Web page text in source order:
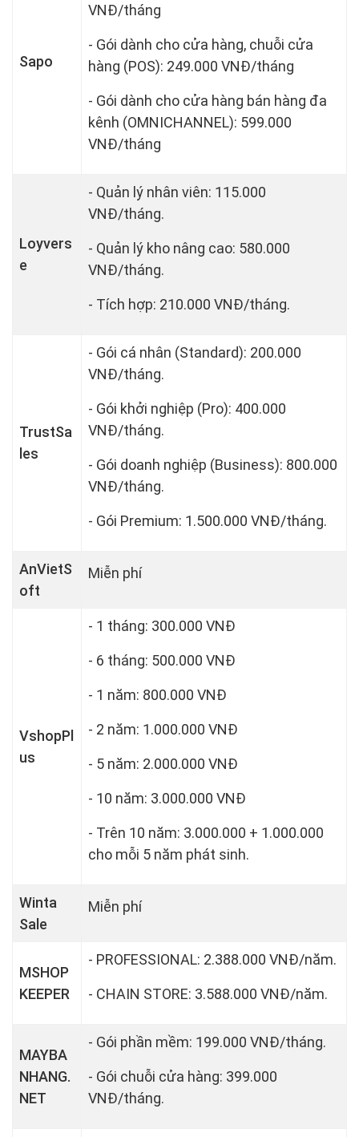
Sapo
VNĐ/tháng
- Gói dành cho cửa hàng, chuỗi cửa
hàng (POS): 249.000 VNĐ/tháng
- Gói dành cho cửa hàng bán hàng đa
kênh (OMNICHANNEL): 599.000
VNĐ/tháng
Loyvers
e
- Quản lý nhân viên: 115.000
VNĐ/tháng.
- Quản lý kho nâng cao: 580.000
VNĐ/tháng.
- Tích hợp: 210.000 VNĐ/tháng.
TrustSa
les
- Gói cá nhân (Standard): 200.000
VNĐ/tháng.
- Gói khởi nghiệp (Pro): 400.000
VNĐ/tháng.
- Gói doanh nghiệp (Business): 800.000
VNĐ/tháng.
- Gói Premium: 1.500.000 VNĐ/tháng.
AnVietS
oft
Miễn phí
VshopPl
us
- 1 tháng: 300.000 VNĐ
- 6 tháng: 500.000 VNĐ
- 1 năm: 800.000 VNĐ
- 2 năm: 1.000.000 VNĐ
- 5 năm: 2.000.000 VNĐ
- 10 năm: 3.000.000 VNĐ
- Trên 10 năm: 3.000.000 + 1.000.000
cho mỗi 5 năm phát sinh.
Winta
Sale
Miễn phí
MSHOP
KEEPER
- PROFESSIONAL: 2.388.000 VNĐ/năm.
- CHAIN STORE: 3.588.000 VNĐ/năm.
MAYBA
NHANG.
NET
- Gói phần mềm: 199.000 VNĐ/tháng.
- Gói chuỗi cửa hàng: 399.000
VNĐ/tháng.